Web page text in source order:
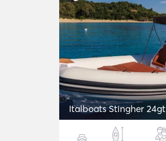
Italboats Stingher 24gt